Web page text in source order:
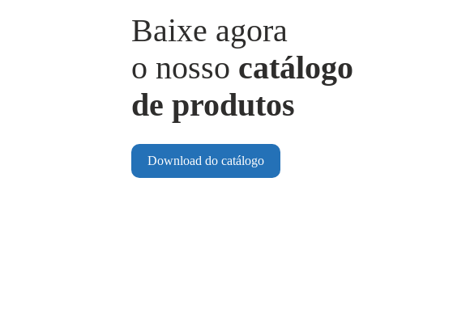
Baixe agora
o nosso catálogo
de produtos
Download do catálogo